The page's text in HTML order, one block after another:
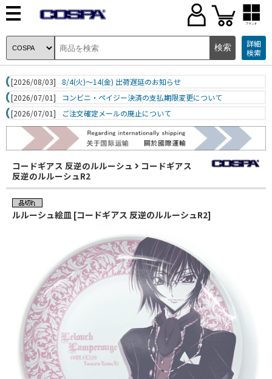
ブランド
詳細
検索
[2026/08/03]
8/4(火)～14(金) 出荷遅延のお知らせ
[2026/07/01]
コンビニ・ペイジー決済の支払期限変更について
[2026/07/01]
ご注文確定メールの廃止について
コードギアス 反逆のルルーシュ
コードギアス
反逆のルルーシュR2
ルルーシュ絵皿 [コードギアス 反逆のルルーシュR2]